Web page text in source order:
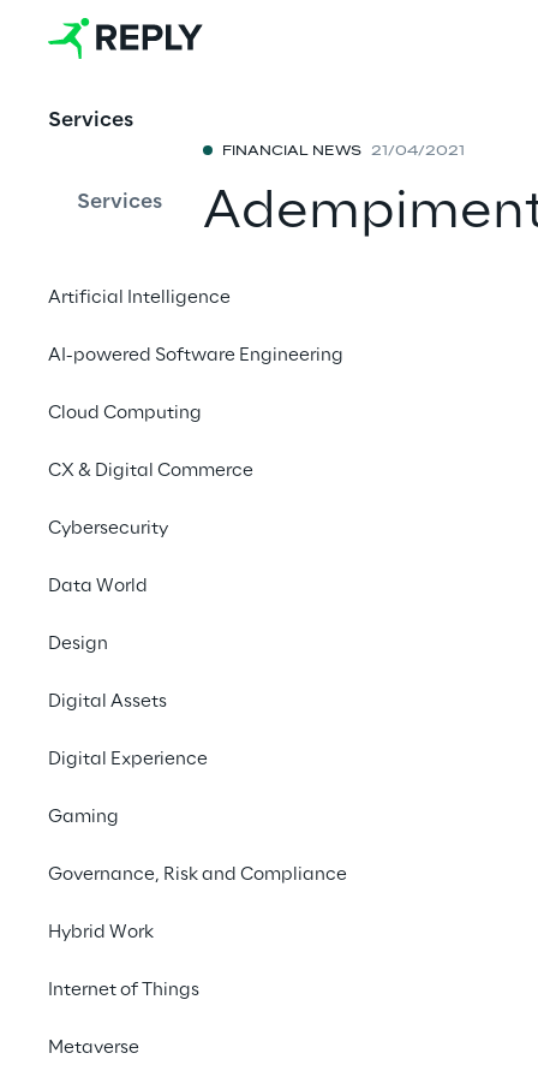
Services
Services
Artificial Intelligence
AI-powered Software Engineering
Cloud Computing
CX & Digital Commerce
Cybersecurity
Data World
Design
Digital Assets
Digital Experience
Gaming
Governance, Risk and Compliance
Hybrid Work
Internet of Things
Metaverse
FINANCIAL NEWS 21/04/2021
Reply S.p.A. [MTA,
risposte alle
Reply
Reply [MTA, STAR: REY] è specializzata
Costituita da un modello a rete di aziende
& Media, Industria e Servizi, Banche e
nuovi paradigmi dell’AI, Cloud Computing,